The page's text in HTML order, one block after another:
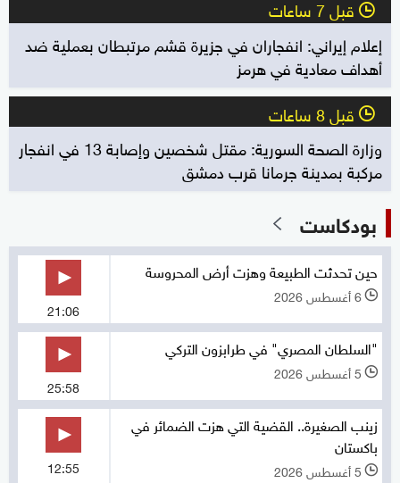
l قبل 7 ساعات
إعلام إيراني: انفجاران في جزيرة قشم مرتبطان بعملية ضد
أهداف معادية في هرمز
l قبل 8 ساعات
وزارة الصحة السورية: مقتل شخصين وإصابة 13 في انفجار
مركبة بمدينة جرمانا قرب دمشق
بودكاست
حين تحدثت الطبيعة وهزت أرض المحروسة
l 6 أغسطس 2026
21:06
"السلطان المصري" في طرابزون التركي
l 5 أغسطس 2026
25:58
زينب الصغيرة.. القضية التي هزت الضمائر في
باكستان
l 5 أغسطس 2026 12:55